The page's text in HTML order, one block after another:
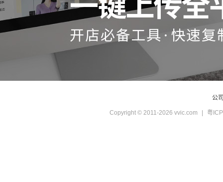
公
Copyright © 2011-2026 vvic.com 粤